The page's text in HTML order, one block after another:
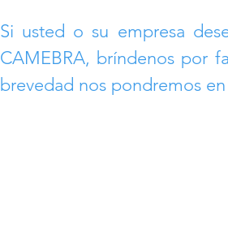
Si usted o su empresa
CAMEBRA, bríndenos por
brevedad nos pondremos